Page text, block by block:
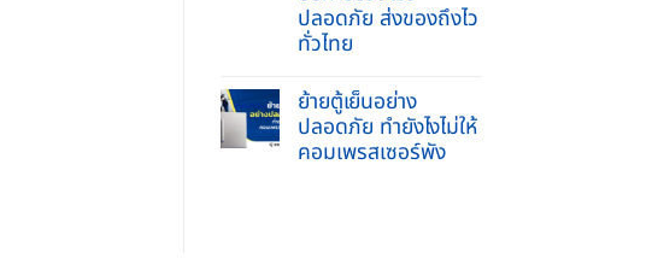
ที่
เดียว
2569
ทำ
ชีวิต
ราบ
รื่น
ปลอดภัย ส่งของถึงไว
ทั่วไทย
Comments
on
ขนส่ง
ใกล้
ฉัน
ย้ายตู้เย็นอย่าง
ปลอดภัย ทำยังไงไม่ให้
คอมเพรสเซอร์พัง